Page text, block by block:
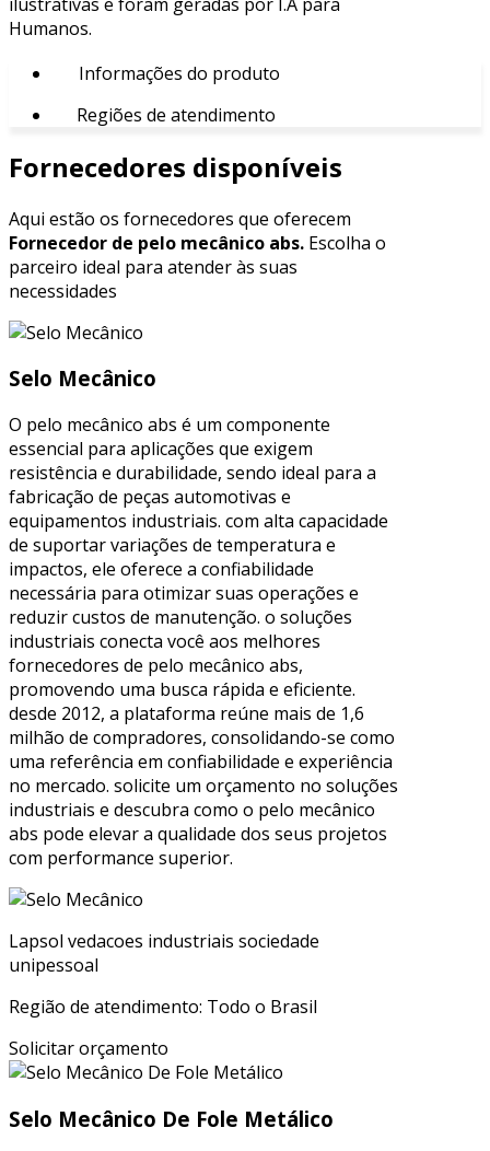
Humanos.
Informações do produto
Regiões de atendimento
Fornecedores disponíveis
Aqui estão os fornecedores que oferecem
Fornecedor de pelo mecânico abs. Escolha o
parceiro ideal para atender às suas
necessidades
Selo Mecânico
O pelo mecânico abs é um componente
essencial para aplicações que exigem
resistência e durabilidade, sendo ideal para a
fabricação de peças automotivas e
equipamentos industriais. com alta capacidade
de suportar variações de temperatura e
impactos, ele oferece a confiabilidade
necessária para otimizar suas operações e
reduzir custos de manutenção. o soluções
industriais conecta você aos melhores
fornecedores de pelo mecânico abs,
promovendo uma busca rápida e eficiente.
desde 2012, a plataforma reúne mais de 1,6
milhão de compradores, consolidando-se como
uma referência em confiabilidade e experiência
no mercado. solicite um orçamento no soluções
industriais e descubra como o pelo mecânico
abs pode elevar a qualidade dos seus projetos
com performance superior.
Lapsol vedacoes industriais sociedade
unipessoal
Região de atendimento: Todo o Brasil
Solicitar orçamento
Selo Mecânico De Fole Metálico